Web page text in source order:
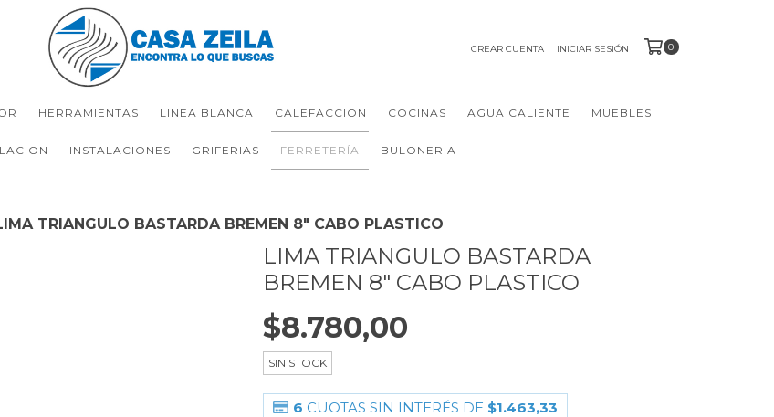
CREAR CUENTA INICIAR SESIÓN 0
HERRAMIENTAS LINEA BLANCA CALEFACCION COCINAS AGUA CALIENTE MUEBLES
INSTALACIONES GRIFERIAS FERRETERÍA BULONERIA
TRIANGULO BASTARDA BREMEN 8" CABO PLASTICO
LIMA TRIANGULO BASTARDA
BREMEN 8" CABO PLASTICO
$8.780,00
SIN STOCK
6 CUOTAS SIN INTERÉS DE $1.463,33